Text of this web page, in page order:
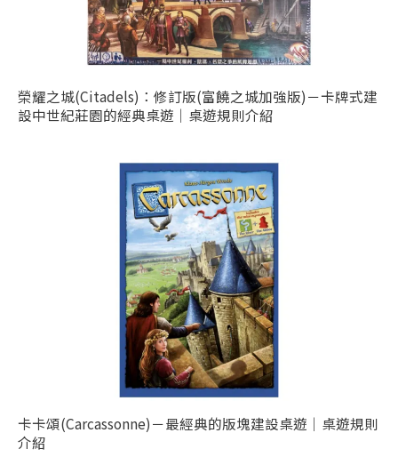
榮耀之城(Citadels)：修訂版(富饒之城加強版)－卡牌式建
設中世紀莊園的經典桌遊｜桌遊規則介紹
卡卡頌(Carcassonne)－最經典的版塊建設桌遊｜桌遊規則
介紹